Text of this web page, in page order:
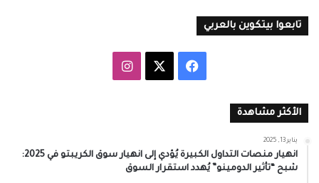
تابعوا بيتكوين بالعربي
فيسبوك انستقرام
الأكثر مشاهدة
يناير 13, 2025
انهيار منصات التداول الكبيرة يُؤدي إلى انهيار سوق الكريبتو في 2025:
شبح “تأثير الدومينو” يُهدد استقرار السوق